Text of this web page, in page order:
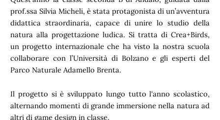
prof.ssa Silvia Micheli, è stata protagonista di un’avventura
didattica straordinaria, capace di unire lo studio della
natura alla progettazione ludica. Si tratta di Crea+Birds,
un progetto internazionale che ha visto la nostra scuola
collaborare con l’Università di Bolzano e gli esperti del
Parco Naturale Adamello Brenta.
Il progetto si è sviluppato lungo tutto l'anno scolastico,
alternando momenti di grande immersione nella natura ad
altri di game design in classe.